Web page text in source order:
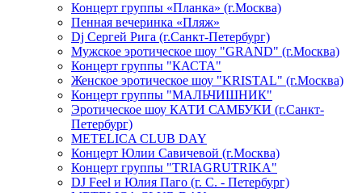
Концерт группы «Планка» (г.Москва)
Пенная вечеринка «Пляж»
Dj Сергей Рига (г.Санкт-Петербург)
Мужское эротическое шоу "GRAND" (г.Москва)
Концерт группы "КАСТА"
Женское эротическое шоу "KRISTAL" (г.Москва)
Концерт группы "МАЛЬЧИШНИК"
Эротическое шоу КАТИ САМБУКИ (г.Санкт-
Петербург)
METELICA CLUB DAY
Концерт Юлии Савичевой (г.Москва)
Концерт группы "TRIAGRUTRIKA"
DJ Feel и Юлия Паго (г. С. - Петербург)